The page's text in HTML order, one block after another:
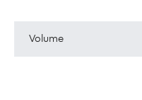
Volume